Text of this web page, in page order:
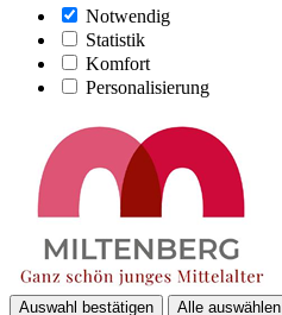
Notwendig
Statistik
Komfort
Personalisierung
Auswahl bestätigen Alle auswählen